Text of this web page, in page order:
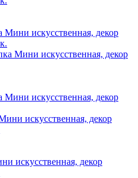
Мини искусственная, декор
Мини искусственная, декор
искусственная, декор